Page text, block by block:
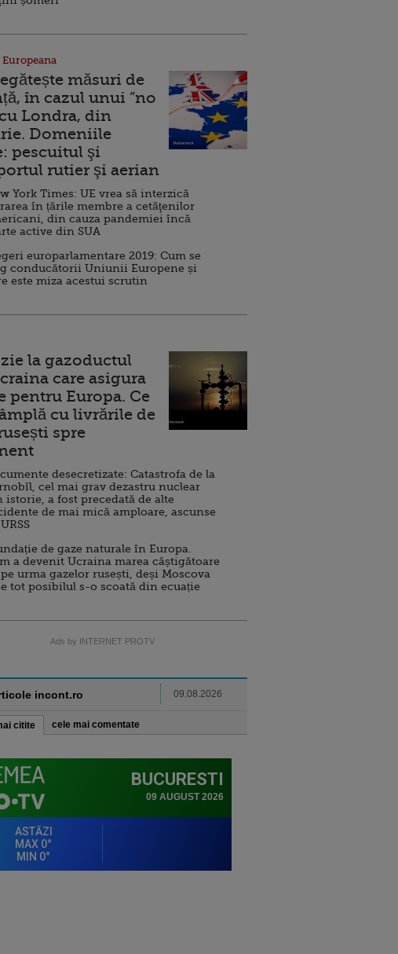
măsuri de
în cazul unui ”no
Londra, din
Domeniile
pescuitul şi
rutier şi aerian
York Times: UE vrea să interzică
în țările membre a cetăţenilor
din cauza pandemiei încă
active din SUA
europarlamentare 2019: Cum se
conducătorii Uniunii Europene și
este miza acestui scrutin
la gazoductul
care asigura
pentru Europa. Ce
cu livrările de
spre
desecretizate: Catastrofa de la
cel mai grav dezastru nuclear
istorie, a fost precedată de alte
de mai mică amploare, ascunse
de gaze naturale în Europa.
a devenit Ucraina marea câștigătoare
urma gazelor rusești, deși Moscova
tot posibilul s-o scoată din ecuație
Ads by INTERNET PROTV
incont.ro 09.08.2026
citite cele mai comentate